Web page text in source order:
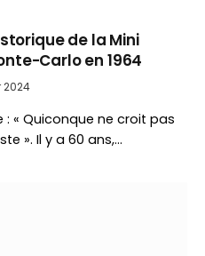
de la Mini
Carlo en 1964
2024
« Quiconque ne croit pas
». Il y a 60 ans,…